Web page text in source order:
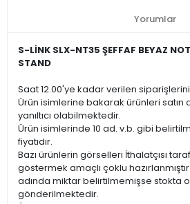
Yorumlar
S-LİNK SLX-NT35 ŞEFFAF BEYAZ
STAND
Saat 12.00'ye kadar verilen
Ürün isimlerine bakarak ürünleri satın
yanıltıcı olabilmektedir.
Ürün isimlerinde 10 ad. v.b. gibi
fiyatıdır.
Bazı ürünlerin görselleri İthalatçısı
göstermek amaçlı çoklu
adında miktar belirtilmemişse stokta
gönderilmektedir.